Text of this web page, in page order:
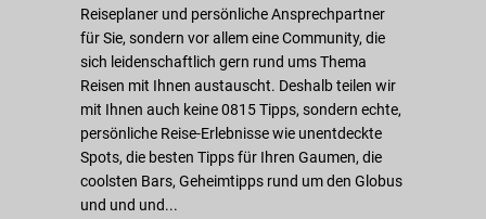
Reiseplaner und persönliche Ansprechpartner
für Sie, sondern vor allem eine Community, die
sich leidenschaftlich gern rund ums Thema
Reisen mit Ihnen austauscht. Deshalb teilen wir
mit Ihnen auch keine 0815 Tipps, sondern echte,
persönliche Reise-Erlebnisse wie unentdeckte
Spots, die besten Tipps für Ihren Gaumen, die
coolsten Bars, Geheimtipps rund um den Globus
und und und...